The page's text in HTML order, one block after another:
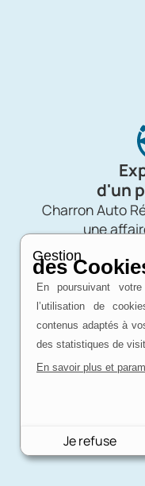
d'un
Charron Auto
une
Gestion
des
En poursuivant
l’utilisation de
contenus adaptés à
des statistiques de
En savoir plus et
Je refuse